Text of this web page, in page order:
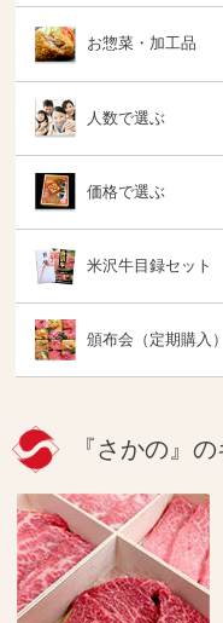
お惣菜・加工品
人数で選ぶ
価格で選ぶ
米沢牛目録セット
頒布会（定期購入）
『さかの』